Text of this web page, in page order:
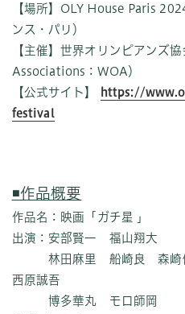
【場所】OLY House Paris
ンス・パリ）
【主催】世界オリンピアンズ
Associations：WOA）
【公式サイト】
https://
festival
◾️作品概要
作品名：映画「ガチ星 」
出演：安部賢一 福山翔大
林田麻里 船崎良 森崎
西原誠吾
博多華丸 モロ師岡